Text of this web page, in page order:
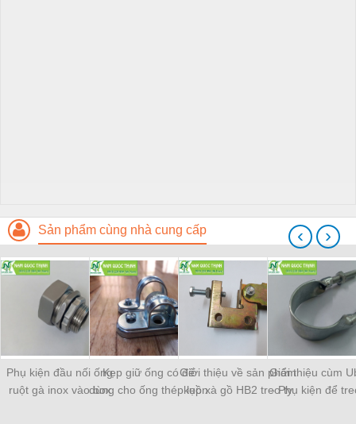
Sản phẩm cùng nhà cung cấp
Phụ kiện đầu nối ống
ruột gà inox vào box
Kẹp giữ ống có đế
dùng cho ống thép luồn
Giới thiệu về sản phẩm
kẹp xà gồ HB2 treo ty
Giới thiệu cùm
- Phụ kiện để
‹ ›